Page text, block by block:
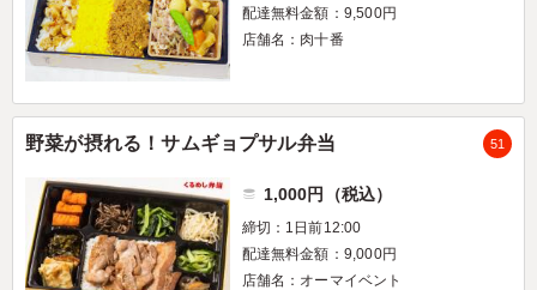
配達無料金額：9,500円
店舗名：肉十番
野菜が摂れる！サムギョプサル弁当 51
1,000円（税込）
締切：1日前12:00
配達無料金額：9,000円
店舗名：オーマイベント